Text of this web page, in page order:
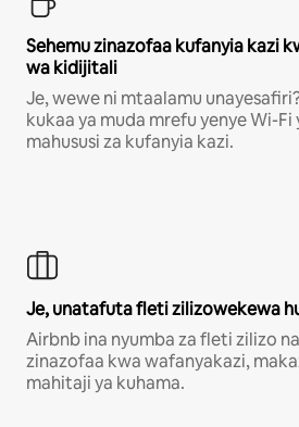
Sehemu zinazofaa kufanyia kazi
wa kidijitali
Je, wewe ni mtaalamu
kukaa ya muda mrefu yenye Wi-Fi
mahususi za kufanyia kazi.
Je, unatafuta fleti zilizowekewa
Airbnb ina nyumba za fleti zilizo
zinazofaa kwa wafanyakazi,
mahitaji ya kuhama.